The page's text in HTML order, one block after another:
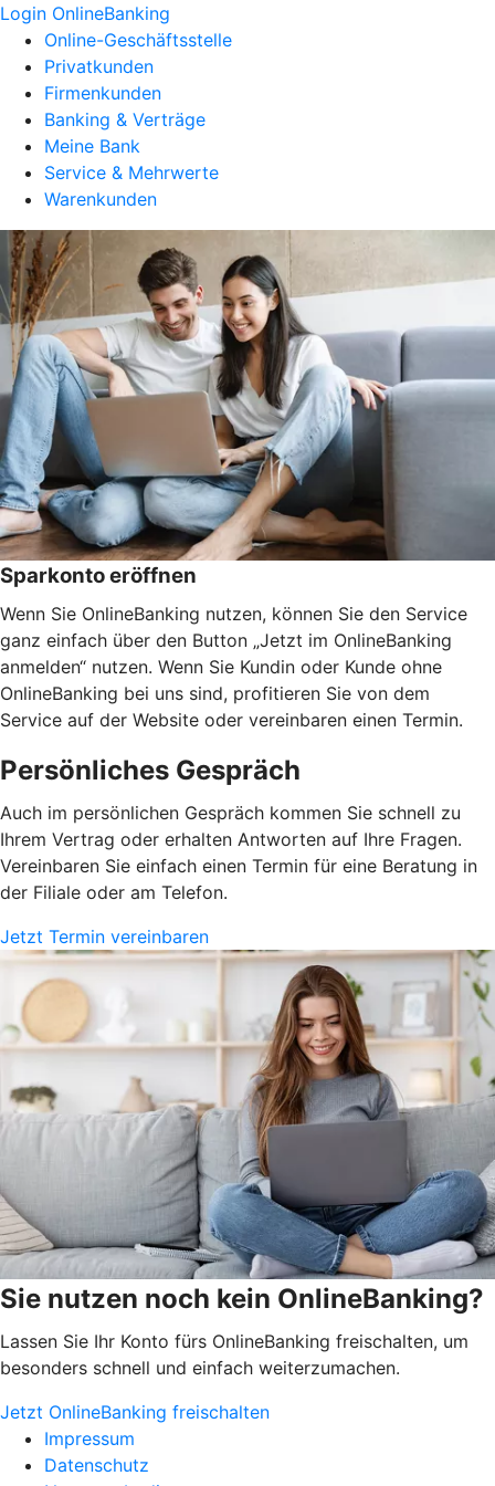
Login OnlineBanking
Online-Geschäftsstelle
Privatkunden
Firmenkunden
Banking & Verträge
Meine Bank
Service & Mehrwerte
Warenkunden
Sparkonto eröffnen
Wenn Sie OnlineBanking nutzen, können Sie den Service
ganz einfach über den Button „Jetzt im OnlineBanking
anmelden“ nutzen. Wenn Sie Kundin oder Kunde ohne
OnlineBanking bei uns sind, profitieren Sie von dem
Service auf der Website oder vereinbaren einen Termin.
Persönliches Gespräch
Auch im persönlichen Gespräch kommen Sie schnell zu
Ihrem Vertrag oder erhalten Antworten auf Ihre Fragen.
Vereinbaren Sie einfach einen Termin für eine Beratung in
der Filiale oder am Telefon.
Jetzt Termin vereinbaren
Sie nutzen noch kein OnlineBanking?
Lassen Sie Ihr Konto fürs OnlineBanking freischalten, um
besonders schnell und einfach weiterzumachen.
Jetzt OnlineBanking freischalten
Impressum
Datenschutz